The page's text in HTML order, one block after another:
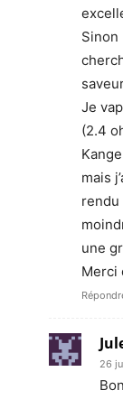
Sinon
Je
(2.4
mais
rendu
une
Merci
26